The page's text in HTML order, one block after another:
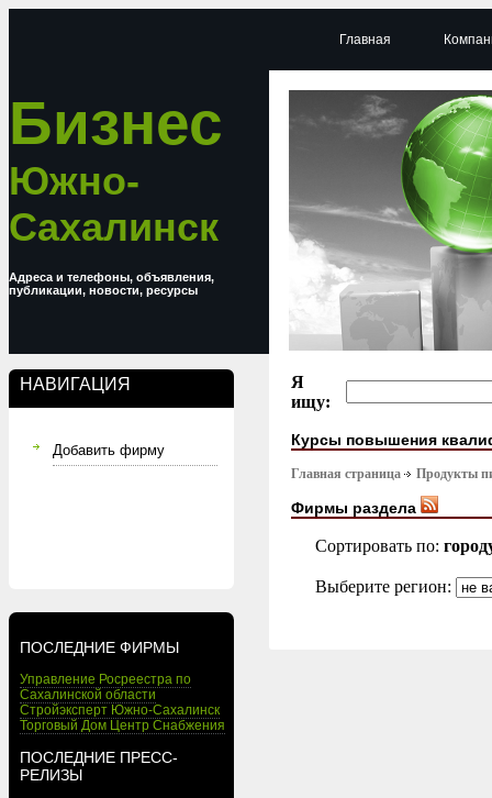
Бизнес
Южно-
Сахалинск
Адреса и телефоны, объявления,
публикации, новости, ресурсы
НАВИГАЦИЯ
Добавить фирму
ПОСЛЕДНИЕ ФИРМЫ
Управление Росреестра по
Сахалинской области
Стройэксперт Южно-Сахалинск
Торговый Дом Центр Снабжения
ПОСЛЕДНИЕ ПРЕСС-
РЕЛИЗЫ
Главная
Я
ищу:
Курсы повышения
Главная страница Продукты
Фирмы раздела
Сортировать по:
Выберите регион: